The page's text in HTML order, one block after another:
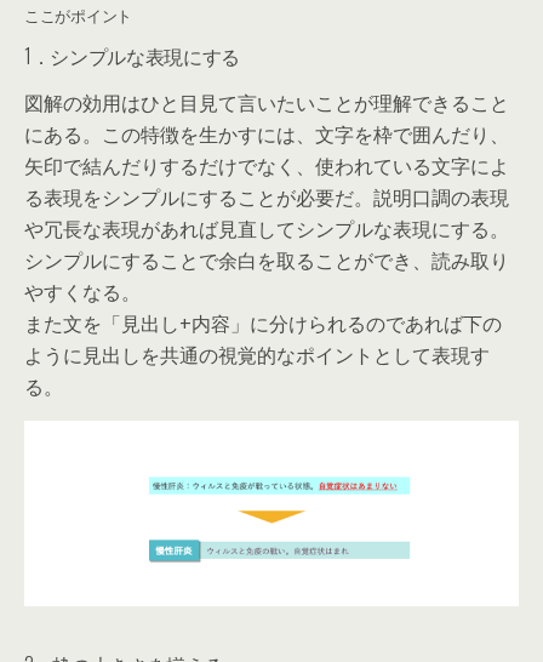
ここがポイント
1．シンプルな表現にする
図解の効用はひと目見て言いたいことが理解できること
にある。この特徴を生かすには、文字を枠で囲んだり、
矢印で結んだりするだけでなく、使われている文字によ
る表現をシンプルにすることが必要だ。説明口調の表現
や冗長な表現があれば見直してシンプルな表現にする。
シンプルにすることで余白を取ることができ、読み取り
やすくなる。
また文を「見出し+内容」に分けられるのであれば下の
ように見出しを共通の視覚的なポイントとして表現す
る。